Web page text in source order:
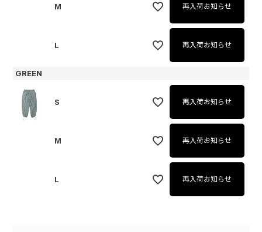
M 再入荷お知らせ
L 再入荷お知らせ
GREEN
S 再入荷お知らせ
M 再入荷お知らせ
L 再入荷お知らせ